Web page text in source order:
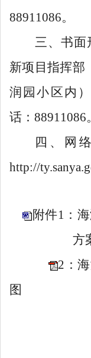
88911086。
三、 书面
新项目指挥部
润园小区内
话： 88911086。
四、
网
http://
附件1：
方
2：
图